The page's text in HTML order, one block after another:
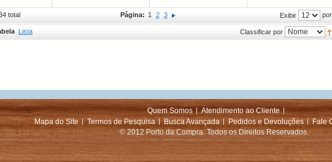
total Exibir
Página: 1 2 3
Lista Classificar por
Quem Somos
Atendimento ao Cliente
Mapa do Site
Termos de Pesquisa Busca Avançada Pedidos e Devoluções Fale
© 2012 Porto da Compra. Todos os Direitos Reservados.